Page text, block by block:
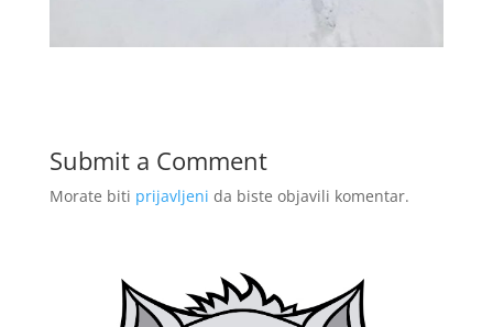
Submit a Comment
Morate biti prijavljeni da biste objavili komentar.